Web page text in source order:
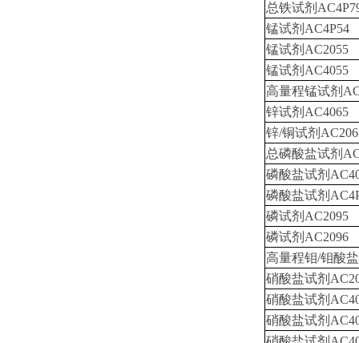
总铁试剂
锰试剂AC4P54
锰试剂AC2055
锰试剂AC4055
高量程锰试剂
锌试剂AC4065
锌/铜试剂
总磷酸盐试剂
磷酸盐试剂
磷酸盐试剂
磷试剂AC2095
磷试剂AC2096
高量程钼/钼酸
硝酸盐试剂
硝酸盐试剂
硝酸盐试剂